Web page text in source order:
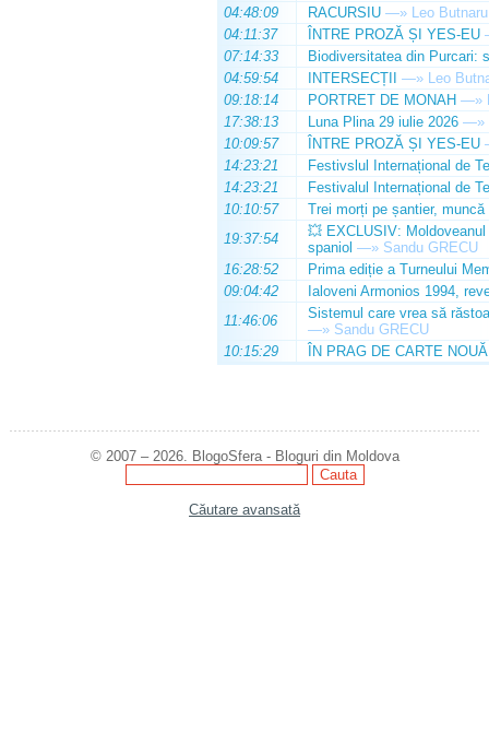
04:48:09
RACURSIU —» Leo Butnaru
04:11:37
ÎNTRE PROZĂ ȘI YES-EU
07:14:33
Biodiversitatea din Purcari:
04:59:54
INTERSECȚII —» Leo
09:18:14
PORTRET DE MONAH —»
17:38:13
Luna Plina 29 iulie 2026 —»
10:09:57
ÎNTRE PROZĂ ȘI YES-EU
14:23:21
Festivslul Internațional de
14:23:21
Festivalul Internațional de
10:10:57
Trei morți pe șantier, muncă
19:37:54
💥 EXCLUSIV:
spaniol —» Sandu GRECU
16:28:52
Prima ediție a Turneului
09:04:42
Ialoveni Armonios 1994,
11:46:06
Sistemul care vrea să
—» Sandu GRECU
10:15:29
ÎN PRAG DE CARTE NOUĂ
© 2007 – 2026. BlogoSfera - Bloguri din Moldova
Căutare avansată